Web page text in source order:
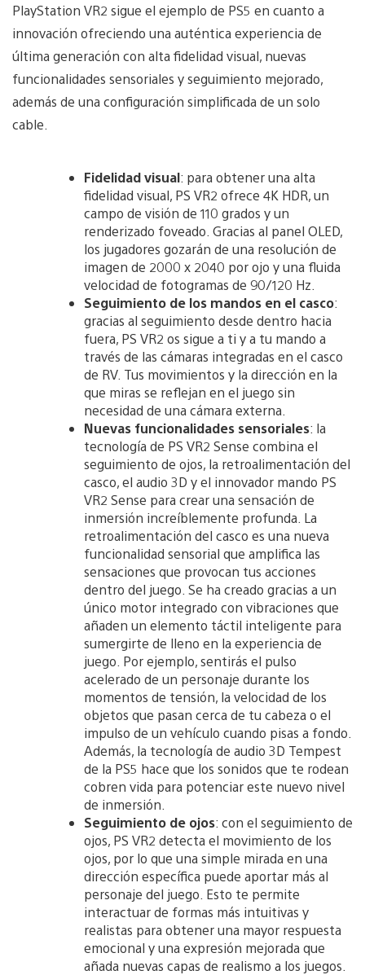
PlayStation VR2 sigue el ejemplo de PS5 en cuanto a
innovación ofreciendo una auténtica experiencia de
última generación con alta fidelidad visual, nuevas
funcionalidades sensoriales y seguimiento mejorado,
además de una configuración simplificada de un solo
cable.
Fidelidad visual: para obtener una alta
fidelidad visual, PS VR2 ofrece 4K HDR, un
campo de visión de 110 grados y un
renderizado foveado. Gracias al panel OLED,
los jugadores gozarán de una resolución de
imagen de 2000 x 2040 por ojo y una fluida
velocidad de fotogramas de 90/120 Hz.
Seguimiento de los mandos en el casco:
gracias al seguimiento desde dentro hacia
fuera, PS VR2 os sigue a ti y a tu mando a
través de las cámaras integradas en el casco
de RV. Tus movimientos y la dirección en la
que miras se reflejan en el juego sin
necesidad de una cámara externa.
Nuevas funcionalidades sensoriales: la
tecnología de PS VR2 Sense combina el
seguimiento de ojos, la retroalimentación del
casco, el audio 3D y el innovador mando PS
VR2 Sense para crear una sensación de
inmersión increíblemente profunda. La
retroalimentación del casco es una nueva
funcionalidad sensorial que amplifica las
sensaciones que provocan tus acciones
dentro del juego. Se ha creado gracias a un
único motor integrado con vibraciones que
añaden un elemento táctil inteligente para
sumergirte de lleno en la experiencia de
juego. Por ejemplo, sentirás el pulso
acelerado de un personaje durante los
momentos de tensión, la velocidad de los
objetos que pasan cerca de tu cabeza o el
impulso de un vehículo cuando pisas a fondo.
Además, la tecnología de audio 3D Tempest
de la PS5 hace que los sonidos que te rodean
cobren vida para potenciar este nuevo nivel
de inmersión.
Seguimiento de ojos: con el seguimiento de
ojos, PS VR2 detecta el movimiento de los
ojos, por lo que una simple mirada en una
dirección específica puede aportar más al
personaje del juego. Esto te permite
interactuar de formas más intuitivas y
realistas para obtener una mayor respuesta
emocional y una expresión mejorada que
añada nuevas capas de realismo a los juegos.